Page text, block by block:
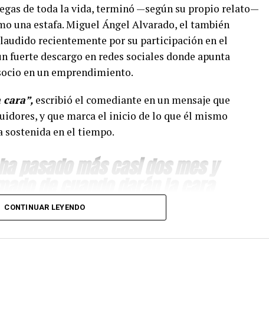
de toda la vida, terminó —según su propio relato—
una estafa. Miguel Ángel Alvarado, el también
recientemente por su participación en el
fuerte descargo en redes sociales donde apunta
en un emprendimiento.
escribió el comediante en un mensaje que
y que marca el inicio de lo que él mismo
sostenida en el tiempo.
pasado más casi dos mes y
con tanto sacrificio se
habría invertido y trabajado en un local que quedó
sostiene, comenzará a difundir material que
CONTINUAR LEYENDO